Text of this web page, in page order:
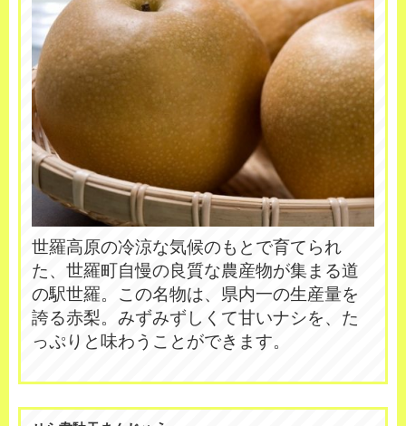
世羅高原の冷涼な気候のもとで育てられ
た、世羅町自慢の良質な農産物が集まる道
の駅世羅。この名物は、県内一の生産量を
誇る赤梨。みずみずしくて甘いナシを、た
っぷりと味わうことができます。